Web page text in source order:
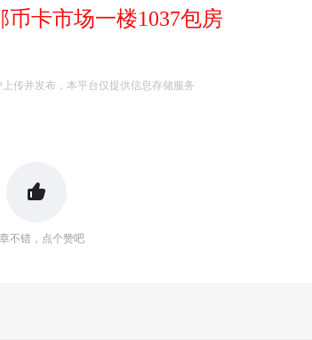
卡市场一楼1037包房
传并发布，本平台仅提供信息存储服务
不错，点个赞吧